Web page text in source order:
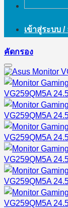
เข้าสู่ระบบ /
คัดกรอง